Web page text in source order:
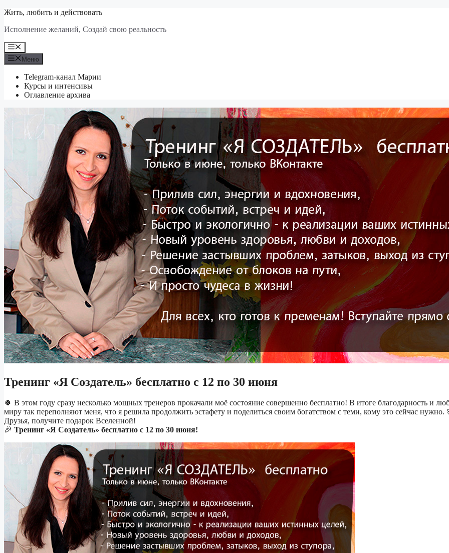
Перейти
содержимому
Жить, любить и действовать
Исполнение желаний, Создай свою реальность
Меню
Меню
Telegram-канал Марии
Курсы и интенсивы
Оглавление архива
Тренинг «Я Создатель» бесплатно с 12 по 30 июня
🍀 В этом году сразу несколько мощных тренеров прокачали моё состояние совершенно бесплатно! В итоге благодарность и
миру так переполняют меня, что я решила продолжить эстафету и поделиться своим богатством с теми, кому это сейчас нужно.
Друзья, получите подарок Вселенной!
🎉 Тренинг «Я Создатель» бесплатно с 12 по 30 июня!